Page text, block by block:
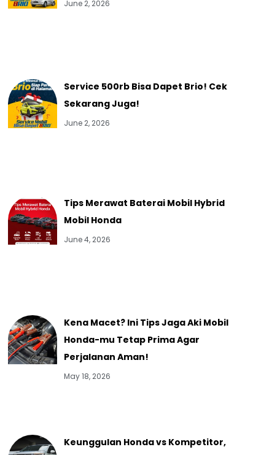
June 2, 2026
Service 500rb Bisa Dapet Brio! Cek
Sekarang Juga!
June 2, 2026
Tips Merawat Baterai Mobil Hybrid
Mobil Honda
June 4, 2026
Kena Macet? Ini Tips Jaga Aki Mobil
Honda-mu Tetap Prima Agar
Perjalanan Aman!
May 18, 2026
Keunggulan Honda vs Kompetitor,